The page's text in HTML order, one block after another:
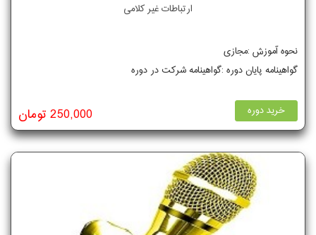
ارتباطات غیر کلامی
نحوه آموزش :مجازی
گواهینامه پایان دوره :گواهینامه شرکت در دوره
خرید دوره 250,000 تومان